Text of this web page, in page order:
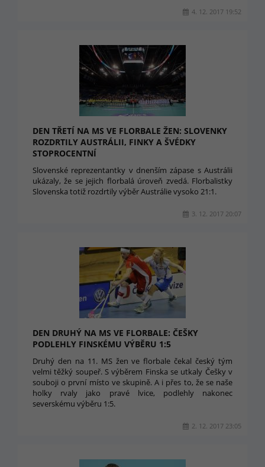
4. 12. 2017 19:52
DEN TŘETÍ NA MS VE FLORBALE ŽEN: SLOVENKY
ROZDRTILY AUSTRÁLII, FINKY A ŠVÉDKY
STOPROCENTNÍ
Slovenské reprezentantky v dnenším zápase s Austrálii
ukázaly, že se jejich florbalá úroveň zvedá. Florbalistky
Slovenska totiž rozdrtily výběr Austrálie vysoko 21:1.
3. 12. 2017 20:07
DEN DRUHÝ NA MS VE FLORBALE: ČEŠKY
PODLEHLY FINSKÉMU VÝBĚRU 1:5
Druhý den na 11. MS žen ve florbale čekal český tým
velmi těžký soupeř. S výběrem Finska se utkaly Češky v
souboji o první místo ve skupině. A i přes to, že se naše
holky rvaly jako pravé lvice, podlehly nakonec
severskému výběru 1:5.
2. 12. 2017 23:05